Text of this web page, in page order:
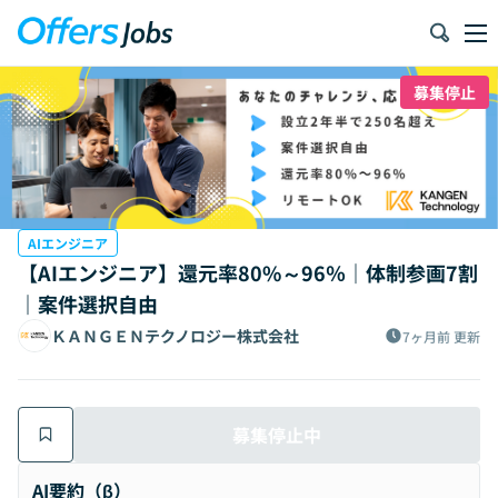
募集停止
AIエンジニア
【AIエンジニア】還元率80%～96％｜体制参画7割
｜案件選択自由
ＫＡＮＧＥＮテクノロジー株式会社 7ヶ月前 更新
募集停止中
AI要約（β）